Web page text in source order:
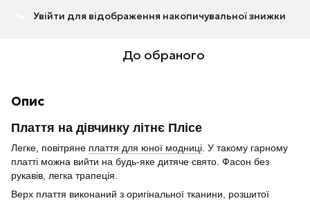
Увійти для відображення накопичувальної знижки
До обраного
Опис
Плаття на дівчинку літнє Плісе
Легке, повітряне плаття для юної модниці. У такому гарному
платті можна вийти на будь-яке дитяче свято. Фасон без
рукавів, легка трапеція.
Верх плаття виконаний з оригінальної тканини, розшитої